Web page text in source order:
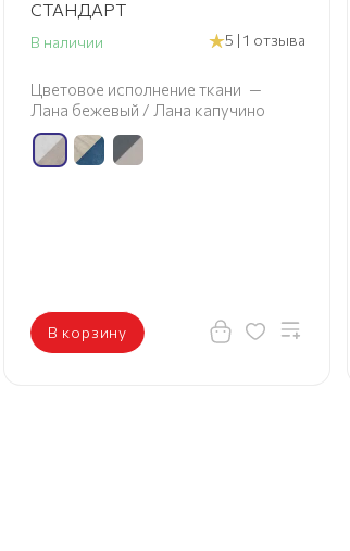
СТАНДАРТ
Цветовое исполнение ткани
Альба синий / Геометри слайт
В корзину